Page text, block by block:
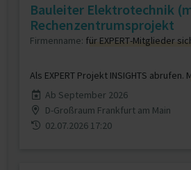
Bauleiter Elektrotechnik
Rechenzentrumsprojekt
Firmenname: für EXPERT-Mitglieder
Als EXPERT Projekt INSIGHTS abrufen.
Ab September 2026
D-Großraum Frankfurt am Main
02.07.2026 17:20